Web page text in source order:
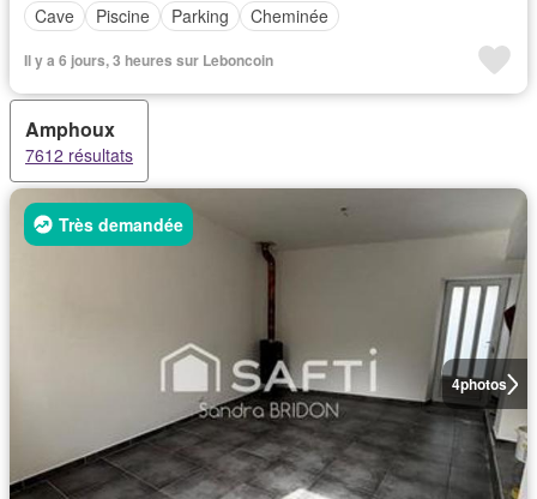
Cave
Piscine Parking Cheminée
Il y a 6 jours, 3 heures sur Leboncoin
Amphoux
7612 résultats
4photos
Très demandée